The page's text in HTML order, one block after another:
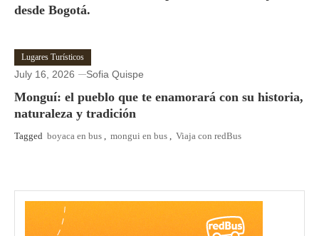
desde Bogotá.
Lugares Turísticos
July 16, 2026 Sofia Quispe
Monguí: el pueblo que te enamorará con su historia,
naturaleza y tradición
Tagged boyaca en bus mongui en bus Viaja con redBus